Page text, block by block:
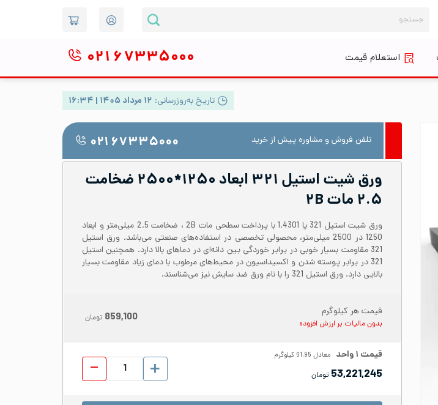
برای:
استعلام قیمت ۰۲۱ ۶۷۳۳۵۰۰۰
تاریخ به‌روزرسانی: ۱۲ مرداد ۱۴۰۵ | ۱۶:۳۴
تلفن فروش و مشاوره پیش از خرید ۰۲۱ ۶۷۳۳۵۰۰۰
ورق شیت استیل ۳۲۱ ابعاد ۱۲۵۰*۲۵۰۰ ضخامت
۲.۵ مات ۲B
ورق شیت استیل 321 یا 1.4301 با پرداخت سطحی مات 2B ، ضخامت 2.5 میلی‌متر و ابعاد
1250 در 2500 میلی‌متر، محصولی تخصصی در استفاده‌های صنعتی می‌باشد. ورق استیل
321 مقاومت بسیار خوبی در برابر خوردگی بین دانه‌ای در دماهای بالا دارد. همچنین استیل
321 در برابر پوسته شدن و اکسیداسیون در محیط‌های مرطوب با دمای زیاد مقاومت بسیار
بالایی دارد. ورق استیل 321 را با نام ورق ضد سایش نیز می‌شناسند.
قیمت هر کیلوگرم
بدون مالیات بر ارزش افزوده 859,100 تومان
قیمت ۱واحد معادل 61.95 کیلوگرم
53,221,245 تومان
ورق شیت استیل 321 ابعاد 1250*2500 ضخامت 2.5 مات 2B عدد